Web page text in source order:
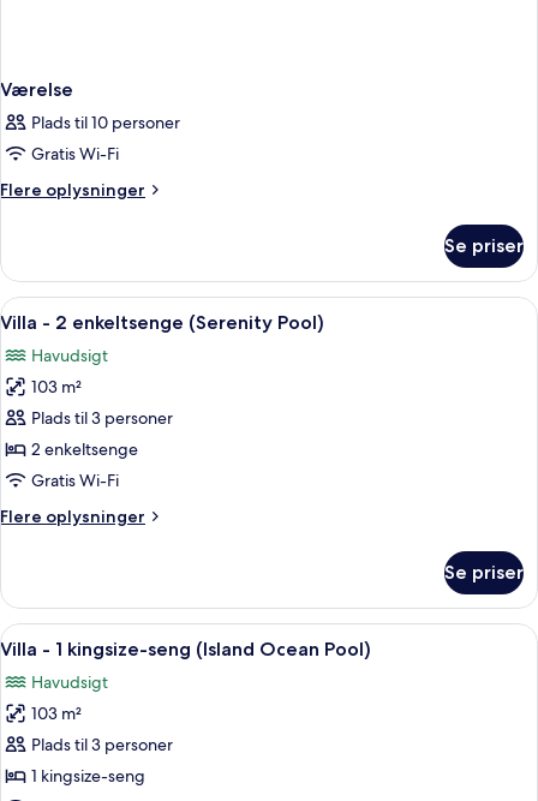
Værelse
Plads til 10 personer
Gratis Wi-Fi
Flere oplysninger
Flere
Se priser
Indlæs
alle
billeder
af
Villa
-
2
(Serenity
Allergivenligt sengetøj, minibar,
5
Villa - 2 enkeltsenge (Serenity Pool)
Havudsigt
103 m²
Plads til 3 personer
2 enkeltsenge
Gratis Wi-Fi
Flere oplysninger
Flere
-
enkeltsenge
Pool)
Se priser
Indlæs
alle
billeder
af
Villa
-
En seng med hvide sengetøj og et
6
Villa - 1 kingsize-seng (Island Ocean Pool)
Havudsigt
103 m²
Plads til 3 personer
1 kingsize-seng